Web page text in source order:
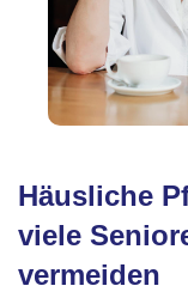
Häusliche
viele
vermeiden